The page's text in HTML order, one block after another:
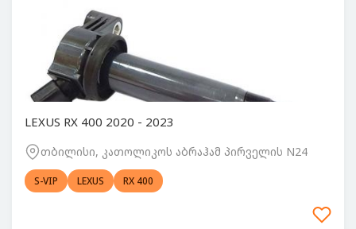
LEXUS RX 400 2020 - 2023
თბილისი, კათოლიკოს აბრაჰამ პირველის N24
S-VIP LEXUS RX 400